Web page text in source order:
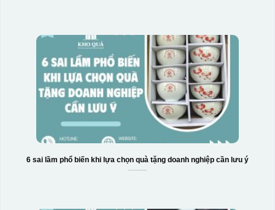
6 sai lầm phổ biến khi lựa chọn quà tặng doanh nghiệp cần lưu ý